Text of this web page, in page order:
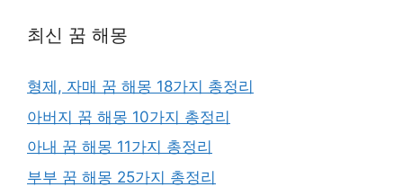
최신 꿈 해몽
형제, 자매 꿈 해몽 18가지 총정리
아버지 꿈 해몽 10가지 총정리
아내 꿈 해몽 11가지 총정리
부부 꿈 해몽 25가지 총정리